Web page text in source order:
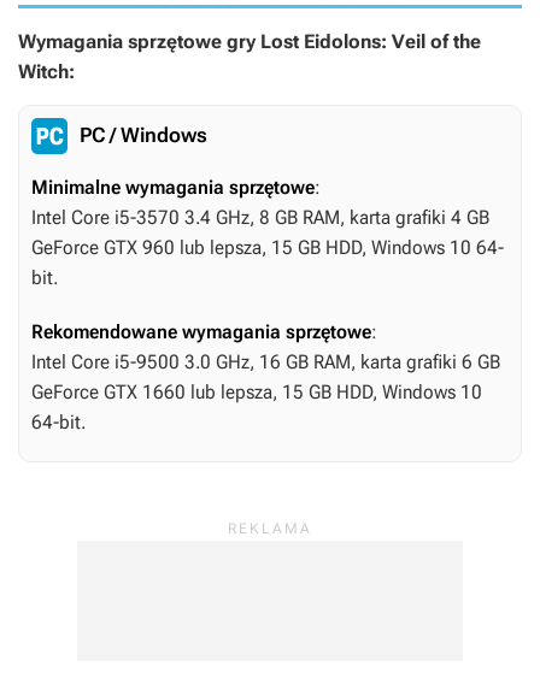
Wymagania sprzętowe gry Lost Eidolons: Veil of the
Witch:
PC / Windows
Minimalne wymagania sprzętowe:
Intel Core i5-3570 3.4 GHz, 8 GB RAM, karta grafiki 4 GB
GeForce GTX 960 lub lepsza, 15 GB HDD, Windows 10 64-
bit.
Rekomendowane wymagania sprzętowe:
Intel Core i5-9500 3.0 GHz, 16 GB RAM, karta grafiki 6 GB
GeForce GTX 1660 lub lepsza, 15 GB HDD, Windows 10
64-bit.